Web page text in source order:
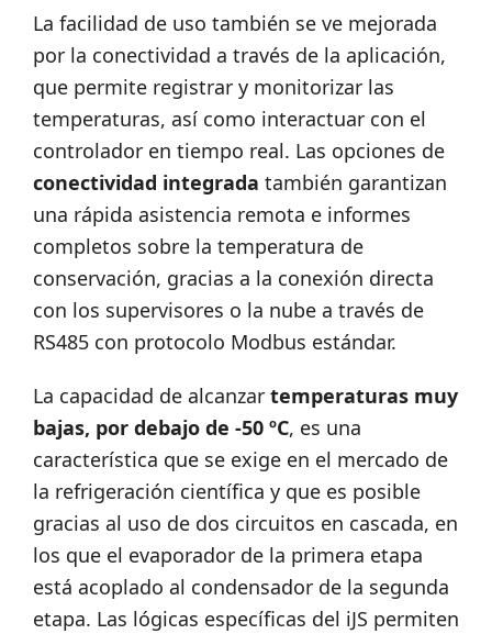
La facilidad de uso también se ve mejorada
por la conectividad a través de la aplicación,
que permite registrar y monitorizar las
temperaturas, así como interactuar con el
controlador en tiempo real. Las opciones de
conectividad integrada también garantizan
una rápida asistencia remota e informes
completos sobre la temperatura de
conservación, gracias a la conexión directa
con los supervisores o la nube a través de
RS485 con protocolo Modbus estándar.
La capacidad de alcanzar temperaturas muy
bajas, por debajo de -50 ºC, es una
característica que se exige en el mercado de
la refrigeración científica y que es posible
gracias al uso de dos circuitos en cascada, en
los que el evaporador de la primera etapa
está acoplado al condensador de la segunda
etapa. Las lógicas específicas del iJS permiten